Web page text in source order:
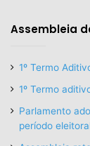
Assembleia
1º Termo
1º Termo
Parlamento
período